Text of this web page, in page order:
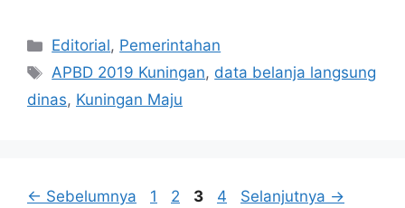
Kategori
Editorial, Pemerintahan
Tag
APBD 2019 Kuningan, data belanja langsung
dinas, Kuningan Maju
← Sebelumnya Halaman
1 Halaman
2 Halaman
3 Halaman
4 Selanjutnya →